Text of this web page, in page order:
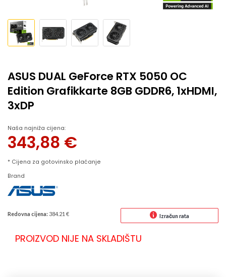
ASUS DUAL GeForce RTX 5050 OC
Edition Grafikkarte 8GB GDDR6, 1xHDMI,
3xDP
Naša najniža cijena:
343,88 €
* Cijena za gotovinsko plaćanje
Brand
Redovna cijena: 384.21 € Izračun rata
PROIZVOD NIJE NA SKLADIŠTU